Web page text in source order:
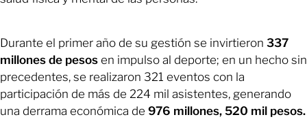
Durante el primer año de su gestión se invirtieron 337
millones de pesos en impulso al deporte; en un hecho sin
precedentes, se realizaron 321 eventos con la
participación de más de 224 mil asistentes, generando
una derrama económica de 976 millones, 520 mil pesos.